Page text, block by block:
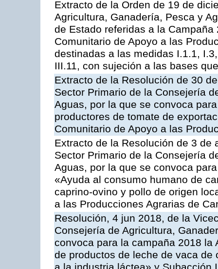
Extracto de la Orden de 19 de
Agricultura, Ganadería, Pesca y
de Estado referidas a la
Comunitario de Apoyo a las
destinadas a las medidas I.1.1,
III.11, con sujeción a las bases
Extracto de la Resolución de 30
Sector Primario de la Consejería
Aguas, por la que se convoca
productores de tomate de
Comunitario de Apoyo a las
Extracto de la Resolución de 3
Sector Primario de la Consejería
Aguas, por la que se convoca
«Ayuda al consumo humano de
caprino-ovino y pollo de origen
a las Producciones Agrarias de
Resolución, 4 jun 2018, de la
Consejería de Agricultura,
convoca para la campaña 2018
de productos de leche de vaca